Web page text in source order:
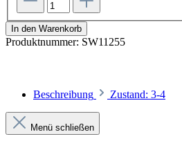
In den Warenkorb
Produktnummer: SW11255
Beschreibung Zustand: 3-4
Menü schließen